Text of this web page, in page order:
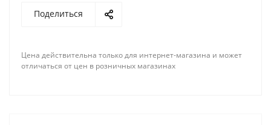
Поделиться
Цена действительна только для интернет-магазина и может
отличаться от цен в розничных магазинах